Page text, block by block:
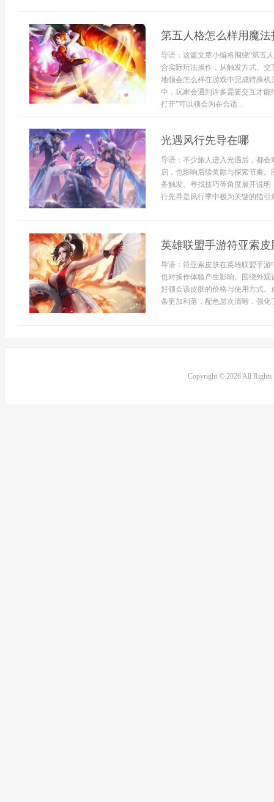
第五人格怎么样用魔法
导语：这篇文章小编将围绕“第五
合实际玩法操作，从触发方式、
地领会怎么样在游戏中完成特殊
中，玩家会遇到许多需要交互才
打开”可以领会为在合适...
光遇风行先导在哪
导语：不少旅人进入光遇后，都
启，也影响后续奖励与探索节奏
务触发、寻找技巧等角度展开说
行先导是风行季中极为关键的指
英雄联盟手游符亚索
导语：符亚索皮肤在英雄联盟手
也对操作体验产生影响。围绕外
好领会该皮肤的价格与使用方式
条更加利落，配色层次清晰，强化
Copyright © 2026 All